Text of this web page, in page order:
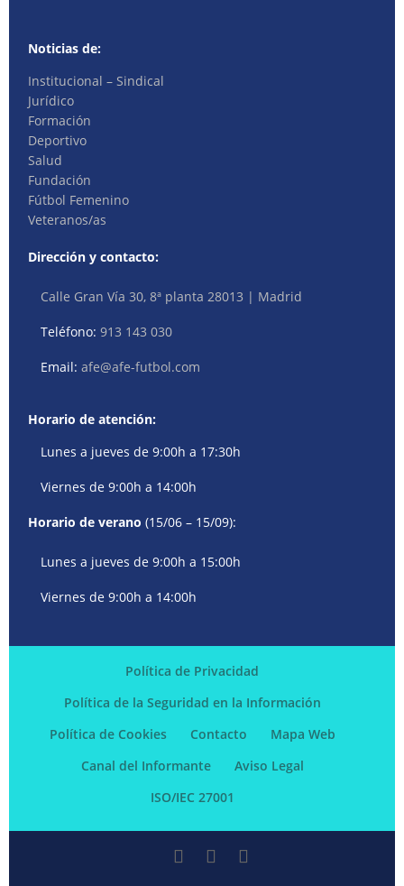
Noticias de:
Institucional – Sindical
Jurídico
Formación
Deportivo
Salud
Fundación
Fútbol Femenino
Veteranos/as
Dirección y contacto:
Calle Gran Vía 30, 8ª planta 28013 | Madrid
Teléfono:913 143 030
Email:afe@afe-futbol.com
Horario de atención:
Lunes a jueves de 9:00h a 17:30h
Viernes de 9:00h a 14:00h
Horario de verano (15/06 – 15/09):
Lunes a jueves de 9:00h a 15:00h
Viernes de 9:00h a 14:00h
Política de Privacidad
Política de la Seguridad en la Información
Política de Cookies
Contacto
Mapa Web
Canal del Informante
Aviso Legal
ISO/IEC 27001